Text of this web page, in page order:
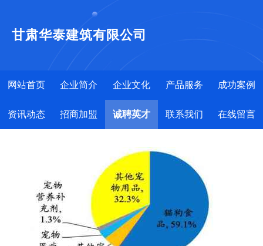
甘肃华泰建筑有限公司
网站首页 企业简介 企业文化 产品服务 成功案例
资讯动态 招商加盟 诚聘英才 联系我们 在线留言